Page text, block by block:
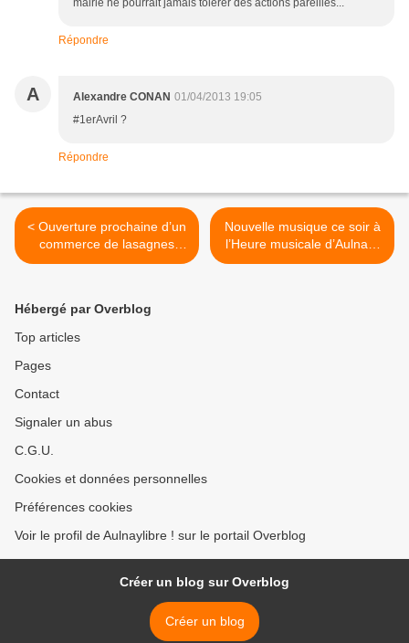
Répondre
A Alexandre CONAN 01/04/2013 19:05
#1erAvril ?
Répondre
< Ouverture prochaine d’un
commerce de lasagnes
dans le quartier du Vieux-
Nouvelle musique ce soir à
l’Heure musicale d’Aulnay-
sous-Bois >
Hébergé par Overblog
Top articles
Pages
Contact
Signaler un abus
C.G.U.
Cookies et données personnelles
Préférences cookies
Voir le profil de Aulnaylibre ! sur le portail Overblog
Créer un blog sur Overblog
Créer un blog